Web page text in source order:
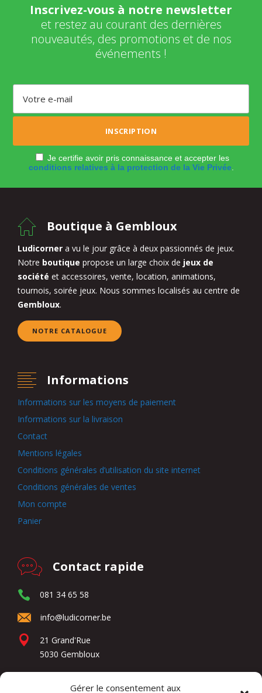
Gérer le consentement aux
Inscrivez-vous à notre newsletter
et restez au courant des dernières
nouveautés, des promotions et de nos
événements !
Je certifie avoir pris connaissance et accepter les
conditions relatives à la protection de la Vie Privée.
Boutique à Gembloux
Ludicorner a vu le jour grâce à deux passionnés de jeux.
Notre boutique propose un large choix de jeux de
société et accessoires, vente, location, animations,
tournois, soirée jeux. Nous sommes localisés au centre de
Gembloux.
NOTRE CATALOGUE
Informations
Informations sur les moyens de paiement
Informations sur la livraison
Contact
Mentions légales
Conditions générales d’utilisation du site internet
Conditions générales de ventes
Mon compte
Panier
Contact rapide
081 34 65 58
info@ludicorner.be
21 Grand'Rue
5030 Gembloux